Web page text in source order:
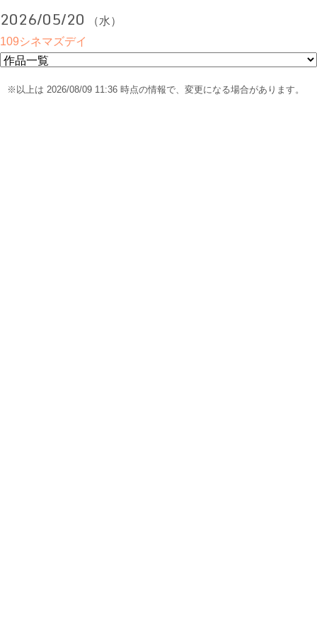
2026/05/20
（水）
109シネマズデイ
※以上は 2026/08/09 11:36 時点の情報で、変更になる場合があります。